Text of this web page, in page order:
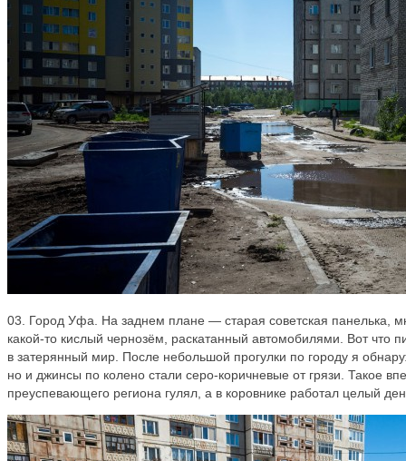
03. Город Уфа. На заднем плане — старая советская панелька,
какой-то кислый чернозём, раскатанный автомобилями. Вот что
в затерянный мир. После небольшой прогулки по городу я
но и джинсы по колено стали серо-коричневые от грязи. Такое
преуспевающего региона гулял, а в коровнике работал целый